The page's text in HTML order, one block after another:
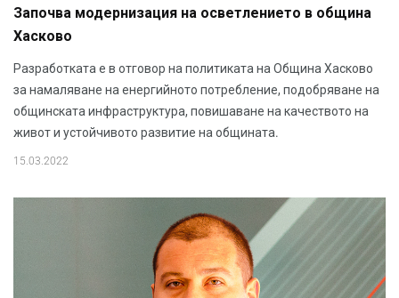
Започва модернизация на осветлението в община
Хасково
Разработката е в отговор на политиката на Община Хасково
за намаляване на енергийното потребление, подобряване на
общинската инфраструктура, повишаване на качеството на
живот и устойчивото развитие на общината.
15.03.2022